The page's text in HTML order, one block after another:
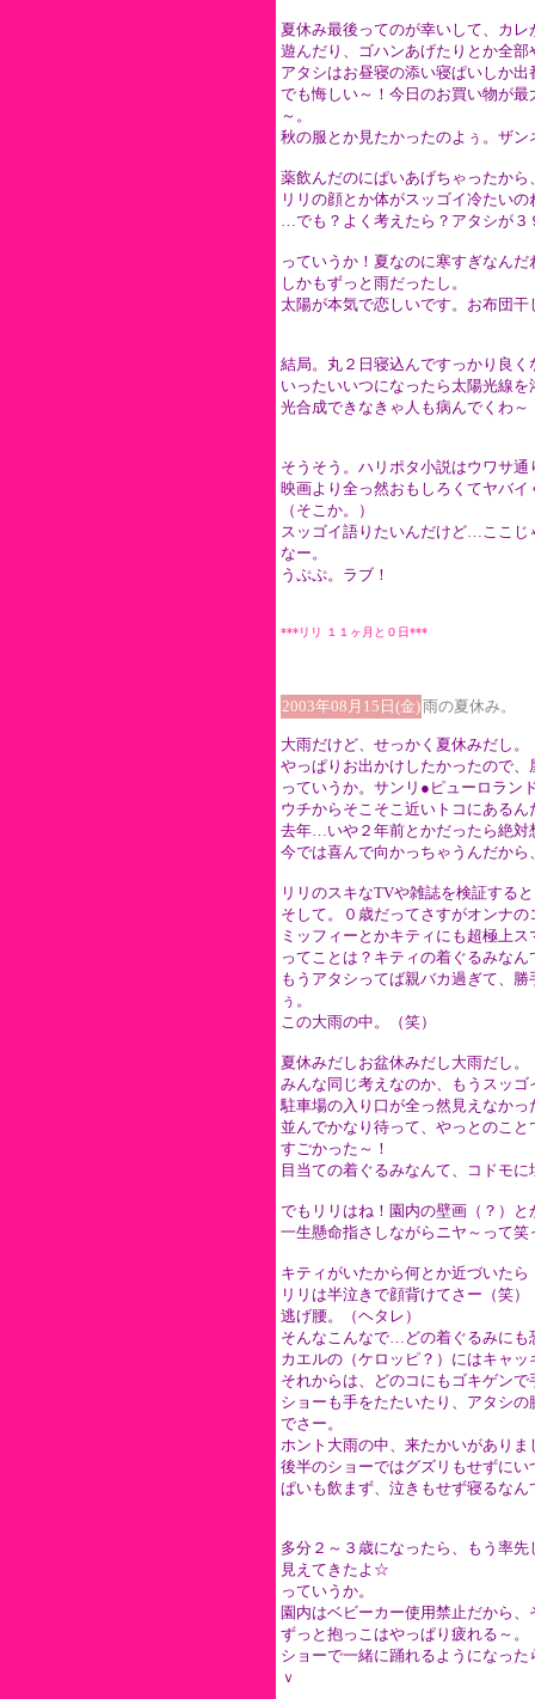
夏休み最後ってのが幸いして、カ
遊んだり、ゴハンあげたりとか全
アタシはお昼寝の添い寝ぱいしか
でも悔しい～！今日のお買い物が
～。
秋の服とか見たかったのよぅ。ザン
薬飲んだのにぱいあげちゃったか
リリの顔とか体がスッゴイ冷たい
…でも？よく考えたら？アタシが３
っていうか！夏なのに寒すぎなん
しかもずっと雨だったし。
太陽が本気で恋しいです。お布団
結局。丸２日寝込んですっかり良
いったいいつになったら太陽光線
光合成できなきゃ人も病んでくわ～
そうそう。ハリポタ小説はウワサ
映画より全っ然おもしろくてヤバ
（そこか。）
スッゴイ語りたいんだけど…ここじ
なー。
うぷぷ。ラブ！
***リリ １１ヶ月と０日***
2003年08月15日(金)雨の夏休み。
大雨だけど、せっかく夏休みだし。
やっぱりお出かけしたかったので
っていうか。サンリ●ピューロラン
ウチからそこそこ近いトコにある
去年…いや２年前とかだったら絶対
今では喜んで向かっちゃうんだか
リリのスキなTVや雑誌を検証する
そして。０歳だってさすがオンナの
ミッフィーとかキティにも超極上
ってことは？キティの着ぐるみな
もうアタシってば親バカ過ぎて、
ぅ。
この大雨の中。（笑）
夏休みだしお盆休みだし大雨だし。
みんな同じ考えなのか、もうスッ
駐車場の入り口が全っ然見えなか
並んでかなり待って、やっとのこ
すごかった～！
目当ての着ぐるみなんて、コドモ
でもリリはね！園内の壁画（？）
一生懸命指さしながらニヤ～って
キティがいたから何とか近づいた
リリは半泣きで顔背けてさー（笑
逃げ腰。（ヘタレ）
そんなこんなで…どの着ぐるみにも
カエルの（ケロッピ？）にはキャ
それからは、どのコにもゴキゲン
ショーも手をたたいたり、アタシ
でさー。
ホント大雨の中、来たかいがあり
後半のショーではグズリもせずに
ぱいも飲まず、泣きもせず寝るな
多分２～３歳になったら、もう率
見えてきたよ☆
っていうか。
園内はベビーカー使用禁止だから
ずっと抱っこはやっぱり疲れる～
ショーで一緒に踊れるようになっ
ｖ